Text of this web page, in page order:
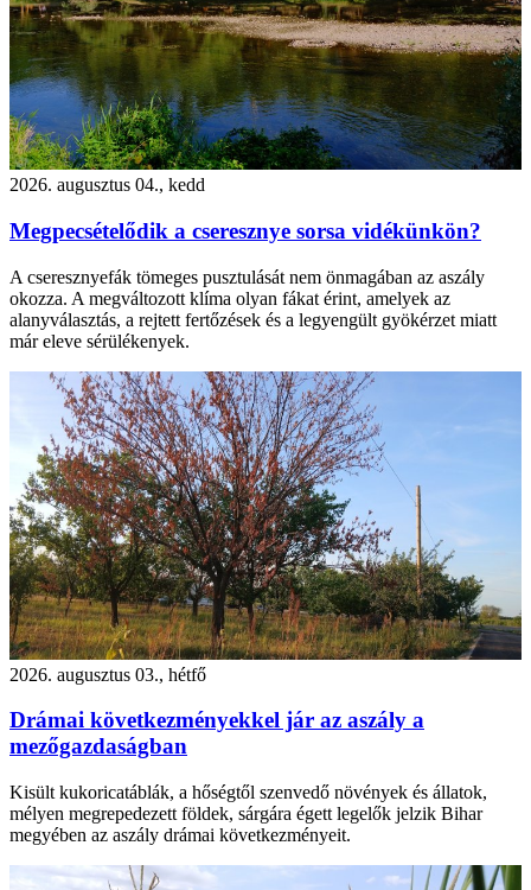
2026. augusztus 04., kedd
Megpecsételődik a cseresznye sorsa vidékünkön?
A cseresznyefák tömeges pusztulását nem önmagában az aszály
okozza. A megváltozott klíma olyan fákat érint, amelyek az
alanyválasztás, a rejtett fertőzések és a legyengült gyökérzet miatt
már eleve sérülékenyek.
2026. augusztus 03., hétfő
Drámai következményekkel jár az aszály a
mezőgazdaságban
Kisült kukoricatáblák, a hőségtől szenvedő növények és állatok,
mélyen megrepedezett földek, sárgára égett legelők jelzik Bihar
megyében az aszály drámai következményeit.